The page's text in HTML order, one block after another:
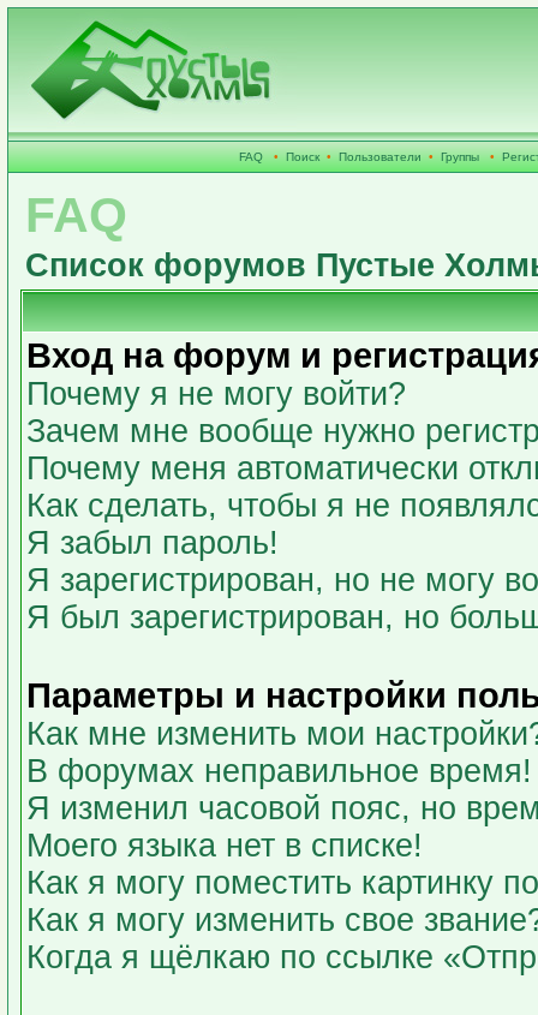
FAQ • Поиск • Пользователи • Группы •
FAQ
Список форумов Пустые
Вход на форум и
Почему я не могу войти?
Зачем мне вообще нужно
Почему меня автоматически
Как сделать, чтобы я не
Я забыл пароль!
Я зарегистрирован, но не могу
Я был зарегистрирован, но
Параметры и настройки
Как мне изменить мои
В форумах неправильное время!
Я изменил часовой пояс, но
Моего языка нет в списке!
Как я могу поместить картинку
Как я могу изменить свое
Когда я щёлкаю по ссылке